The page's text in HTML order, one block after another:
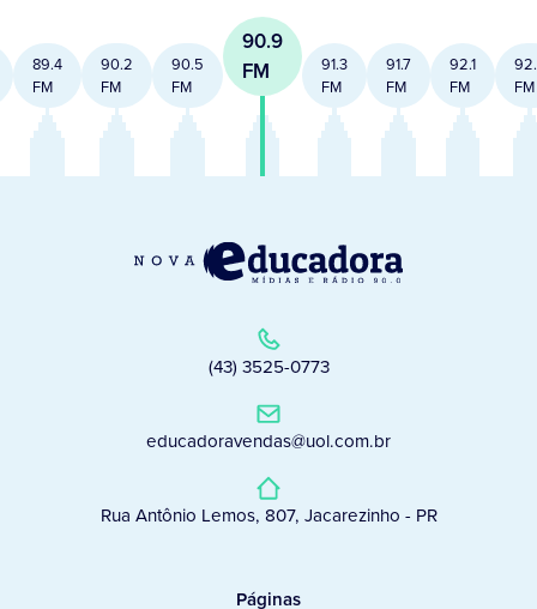
89.4
FM
90.2
FM
90.5
FM
90.9
FM
91.3
FM
91.7
FM
92.1
FM
FM
(43) 3525-0773
educadoravendas@uol.com.br
Rua Antônio Lemos, 807, Jacarezinho - PR
Páginas